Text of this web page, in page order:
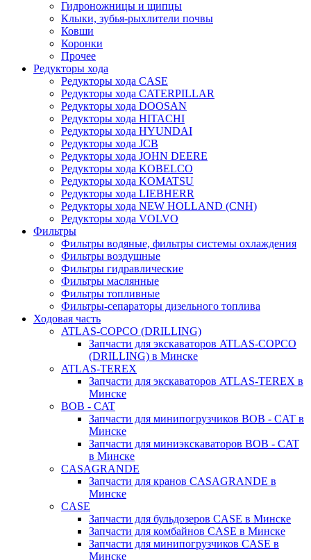
Гидроножницы и щипцы
Клыки, зубья-рыхлители почвы
Ковши
Коронки
Прочее
Редукторы хода
Редукторы хода CASE
Редукторы хода CATERPILLAR
Редукторы хода DOOSAN
Редукторы хода HITACHI
Редукторы хода HYUNDAI
Редукторы хода JCB
Редукторы хода JOHN DEERE
Редукторы хода KOBELCO
Редукторы хода KOMATSU
Редукторы хода LIEBHERR
Редукторы хода NEW HOLLAND (CNH)
Редукторы хода VOLVO
Фильтры
Фильтры водяные, фильтры системы охлаждения
Фильтры воздушные
Фильтры гидравлические
Фильтры маслянные
Фильтры топливные
Фильтры-сепараторы дизельного топлива
Ходовая часть
ATLAS-COPCO (DRILLING)
Запчасти для экскаваторов ATLAS-COPCO
(DRILLING) в Минске
ATLAS-TEREX
Запчасти для экскаваторов ATLAS-TEREX в
Минске
BOB - CAT
Запчасти для минипогрузчиков BOB - CAT в
Минске
Запчасти для миниэкскаваторов BOB - CAT
в Минске
CASAGRANDE
Запчасти для кранов CASAGRANDE в
Минске
CASE
Запчасти для бульдозеров CASE в Минске
Запчасти для комбайнов CASE в Минске
Запчасти для минипогрузчиков CASE в
Минске